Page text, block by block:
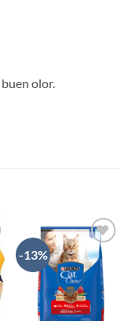
olor.
-13%
AÑADIR
A LA
LISTA
DE
DESEOS